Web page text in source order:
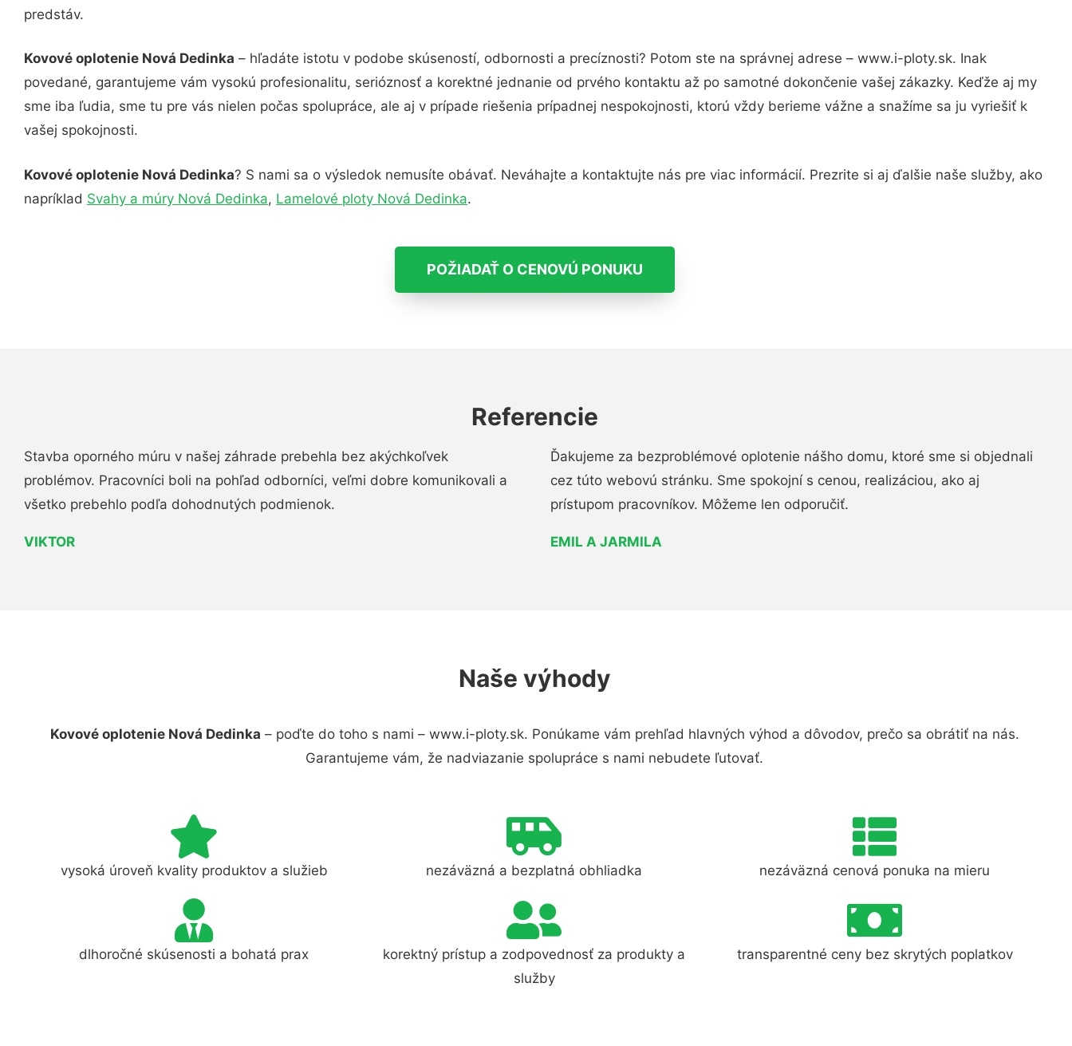
predstáv.
Kovové oplotenie Nová Dedinka – hľadáte istotu v podobe skúseností, odbornosti a precíznosti? Potom ste na správnej adrese – www.i-ploty.sk. Inak
povedané, garantujeme vám vysokú profesionalitu, serióznosť a korektné jednanie od prvého kontaktu až po samotné dokončenie vašej zákazky. Keďže aj my
sme iba ľudia, sme tu pre vás nielen počas spolupráce, ale aj v prípade riešenia prípadnej nespokojnosti, ktorú vždy berieme vážne a snažíme sa ju vyriešiť k
vašej spokojnosti.
Kovové oplotenie Nová Dedinka? S nami sa o výsledok nemusíte obávať. Neváhajte a kontaktujte nás pre viac informácií. Prezrite si aj ďalšie naše služby, ako
napríklad Svahy a múry Nová Dedinka, Lamelové ploty Nová Dedinka.
POŽIADAŤ O CENOVÚ PONUKU
Referencie
Stavba oporného múru v našej záhrade prebehla bez akýchkoľvek
problémov. Pracovníci boli na pohľad odborníci, veľmi dobre komunikovali a
všetko prebehlo podľa dohodnutých podmienok.
VIKTOR
Ďakujeme za bezproblémové oplotenie nášho domu, ktoré sme si objednali
cez túto webovú stránku. Sme spokojní s cenou, realizáciou, ako aj
prístupom pracovníkov. Môžeme len odporučiť.
EMIL A JARMILA
Naše výhody
Kovové oplotenie Nová Dedinka – poďte do toho s nami – www.i-ploty.sk. Ponúkame vám prehľad hlavných výhod a dôvodov, prečo sa obrátiť na nás.
Garantujeme vám, že nadviazanie spolupráce s nami nebudete ľutovať.
vysoká úroveň kvality produktov a služieb nezáväzná a bezplatná obhliadka nezáväzná cenová ponuka na mieru
dlhoročné skúsenosti a bohatá prax
korektný prístup a zodpovednosť za produkty a
služby
transparentné ceny bez skrytých poplatkov